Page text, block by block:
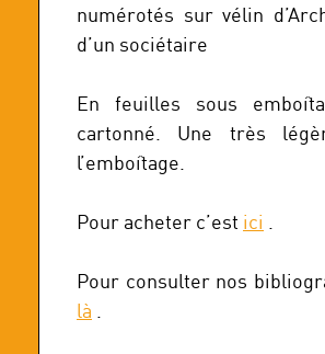
numérotés sur vélin
d’un sociétaire
En feuilles sous
cartonné. Une très
l’emboîtage.
Pour acheter c’est ici .
Pour consulter nos
là .